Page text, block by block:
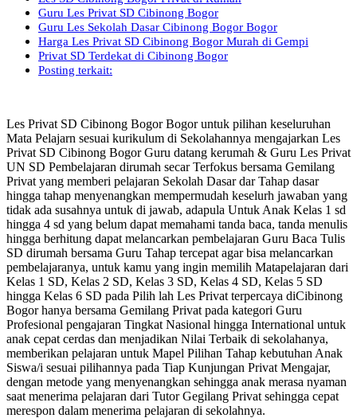
Guru Les Privat SD Cibinong Bogor
Guru Les Sekolah Dasar Cibinong Bogor Bogor
Harga Les Privat SD Cibinong Bogor Murah di Gempi
Privat SD Terdekat di Cibinong Bogor
Posting terkait:
Les Privat SD Cibinong Bogor Bogor untuk pilihan keseluruhan
Mata Pelajarn sesuai kurikulum di Sekolahannya mengajarkan Les
Privat SD Cibinong Bogor Guru datang kerumah & Guru Les Privat
UN SD Pembelajaran dirumah secar Terfokus bersama Gemilang
Privat yang memberi pelajaran Sekolah Dasar dar Tahap dasar
hingga tahap menyenangkan mempermudah keselurh jawaban yang
tidak ada susahnya untuk di jawab, adapula Untuk Anak Kelas 1 sd
hingga 4 sd yang belum dapat memahami tanda baca, tanda menulis
hingga berhitung dapat melancarkan pembelajaran Guru Baca Tulis
SD dirumah bersama Guru Tahap tercepat agar bisa melancarkan
pembelajaranya, untuk kamu yang ingin memilih Matapelajaran dari
Kelas 1 SD, Kelas 2 SD, Kelas 3 SD, Kelas 4 SD, Kelas 5 SD
hingga Kelas 6 SD pada Pilih lah Les Privat terpercaya diCibinong
Bogor hanya bersama Gemilang Privat pada kategori Guru
Profesional pengajaran Tingkat Nasional hingga International untuk
anak cepat cerdas dan menjadikan Nilai Terbaik di sekolahanya,
memberikan pelajaran untuk Mapel Pilihan Tahap kebutuhan Anak
Siswa/i sesuai pilihannya pada Tiap Kunjungan Privat Mengajar,
dengan metode yang menyenangkan sehingga anak merasa nyaman
saat menerima pelajaran dari Tutor Gegilang Privat sehingga cepat
merespon dalam menerima pelajaran di sekolahnya.